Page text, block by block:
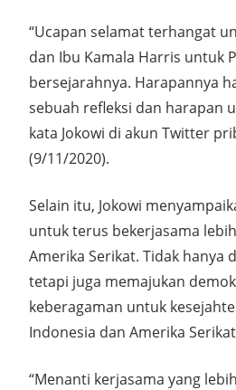
“Ucapan selamat terhangat
dan Ibu Kamala Harris untuk
bersejarahnya. Harapannya
sebuah refleksi dan harapan
kata Jokowi di akun Twitter
(9/11/2020).
Selain itu, Jokowi
untuk terus bekerjasama
Amerika Serikat. Tidak hanya
tetapi juga memajukan
keberagaman untuk
Indonesia dan Amerika
“Menanti kerjasama yang